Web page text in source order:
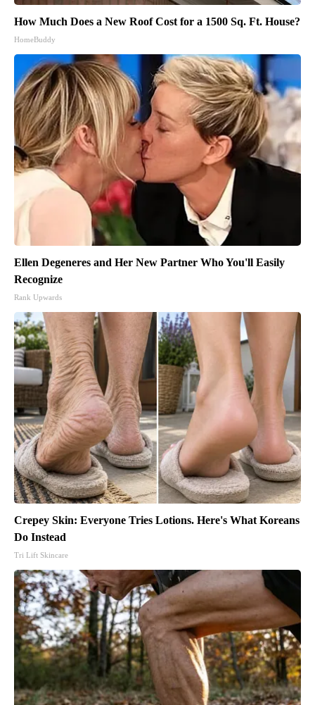
How Much Does a New Roof Cost for a 1500 Sq. Ft. House?
HomeBuddy
Ellen Degeneres and Her New Partner Who You'll Easily
Recognize
Rank Upwards
Crepey Skin: Everyone Tries Lotions. Here's What Koreans
Do Instead
Tri Lift Skincare